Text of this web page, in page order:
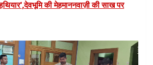
की मेहमाननवाज़ी की साख पर